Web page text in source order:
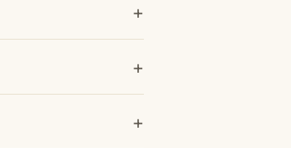
+
+
+